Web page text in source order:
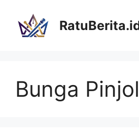
Bunga